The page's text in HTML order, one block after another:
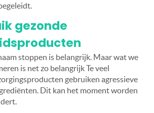
gezonde
stoppen is belangrijk. Maar wat we
is net zo belangrijk Te veel
gebruiken agressieve
Dit kan het moment worden